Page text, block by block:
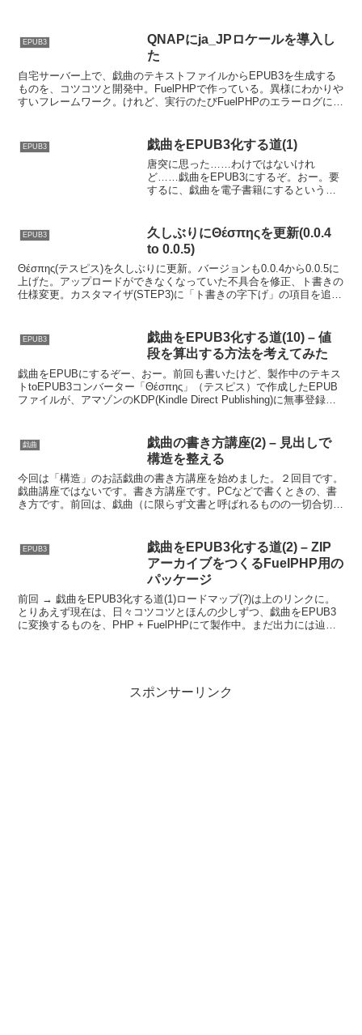
EPUB3
QNAPにja_JPロケールを導入し
た
自宅サーバー上で、戯曲のテキストファイルからEPUB3を生成する
ものを、コツコツと開発中。FuelPHPで作っている。異様にわかりや
すいフレームワーク。けれど、実行のたびFuelPHPのエラーログに、
EPUB3 戯曲をEPUB3化する道(1)
唐突に思った……わけではないけれ
ど……戯曲をEPUB3にするぞ。おー。要
するに、戯曲を電子書籍にするというこ
フォーマット。日本劇作家協会のオンデ
マンド出版部としての...
EPUB3
久しぶりにΘέσπηςを更新(0.0.4
to 0.0.5)
Θέσπης(テスピス)を久しぶりに更新。バージョンも0.0.4から0.0.5に
上げた。アップロードができなくなっていた不具合を修正、ト書きの
仕様変更。カスタマイザ(STEP3)に「ト書きの字下げ」の項目を追加
EPUB3
戯曲をEPUB3化する道(10) – 値
段を算出する方法を考えてみた
戯曲をEPUBにするぞー、おー。前回も書いたけど、製作中のテキス
トtoEPUB3コンバーター「Θέσπης」（テスピス）で作成したEPUB
ファイルが、アマゾンのKDP(Kindle Direct Publishing)に無事登録で
戯曲
戯曲の書き方講座(2) – 見出しで
構造を整える
今回は「構造」のお話戯曲の書き方講座を始めました。２回目です。
戯曲講座ではないです。書き方講座です。PCなどで書くときの、書
き方です。前回は、戯曲（に限らず文書と呼ばれるものの一切合切）
EPUB3
戯曲をEPUB3化する道(2) – ZIP
アーカイブをつくるFuelPHP用の
パッケージ
前回 → 戯曲をEPUB3化する道(1)ロードマップ(?)は上のリンクに。
とりあえず現在は、日々コツコツとほんの少しずつ、戯曲をEPUB3
に変換するものを、PHP + FuelPHPにて製作中。まだ出力には辿り
スポンサーリンク